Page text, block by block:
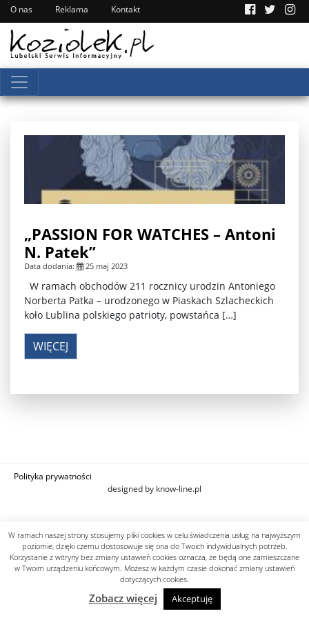
O nas Reklama Kontakt
„PASSION FOR WATCHES – Antoni
N. Patek”
Data dodania: 25 maj 2023
W ramach obchodów 211 rocznicy urodzin Antoniego
Norberta Patka – urodzonego w Piaskach Szlacheckich
koło Lublina polskiego patrioty, powstańca […]
WIĘCEJ
Polityka prywatności
designed by know-line.pl
W ramach naszej strony stosujemy pliki cookies w celu świadczenia usług na najwyższym
poziomie, dzięki czemu dostosowuje się ona do Twoich indywidualnych potrzeb.
Korzystanie z witryny bez zmiany ustawień cookies oznacza, że będą one zamieszczane
w Twoim urządzeniu końcowym. Możesz w każdym czasie dokonać zmiany ustawień
dotyczących cookies.
Zobacz więcej Akceptuję